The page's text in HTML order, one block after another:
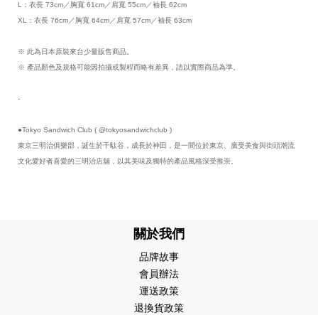
L：衣長 73cm／胸寬 61cm／肩寬 55cm／袖長 62cm
XL：衣長 76cm／胸寬 64cm／肩寬 57cm／袖長 63cm
※ 此為日本原裝來台少量販售商品。
※ 產品顏色及規格可能因拍攝或製程而略有差異，請以實際商品為準。
-
●Tokyo Sandwich Club ( @tokyosandwichclub )
東京三明治俱樂部，誕生於千駄谷，成長於神田，是一間位於東京、廣受美食與街頭潮流
文化愛好者喜愛的三明治店舖，以其美味及獨特的產品風格深受推崇。
關於我們
品牌故事
會員辦法
運送政策
退換貨政策